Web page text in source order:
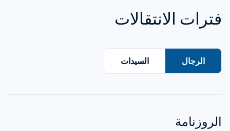
فترات الانتقالات
الرجال السيدات
الروزنامة